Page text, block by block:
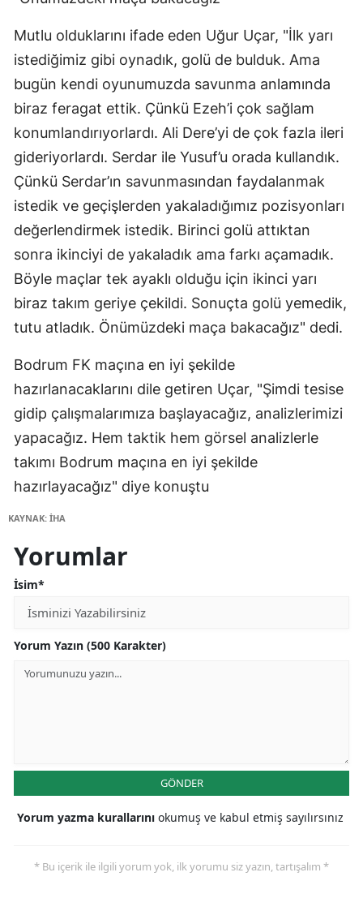
Mutlu olduklarını ifade eden Uğur Uçar, "İlk yarı
istediğimiz gibi oynadık, golü de bulduk. Ama
bugün kendi oyunumuzda savunma anlamında
biraz feragat ettik. Çünkü Ezeh’i çok sağlam
konumlandırıyorlardı. Ali Dere’yi de çok fazla ileri
gideriyorlardı. Serdar ile Yusuf’u orada kullandık.
Çünkü Serdar’ın savunmasından faydalanmak
istedik ve geçişlerden yakaladığımız pozisyonları
değerlendirmek istedik. Birinci golü attıktan
sonra ikinciyi de yakaladık ama farkı açamadık.
Böyle maçlar tek ayaklı olduğu için ikinci yarı
biraz takım geriye çekildi. Sonuçta golü yemedik,
tutu atladık. Önümüzdeki maça bakacağız" dedi.
Bodrum FK maçına en iyi şekilde
hazırlanacaklarını dile getiren Uçar, "Şimdi tesise
gidip çalışmalarımıza başlayacağız, analizlerimizi
yapacağız. Hem taktik hem görsel analizlerle
takımı Bodrum maçına en iyi şekilde
hazırlayacağız" diye konuştu
KAYNAK: İHA
Yorumlar
İsim*
Yorum Yazın (500 Karakter)
GÖNDER
Yorum yazma kurallarını okumuş ve kabul etmiş sayılırsınız
* Bu içerik ile ilgili yorum yok, ilk yorumu siz yazın, tartışalım *